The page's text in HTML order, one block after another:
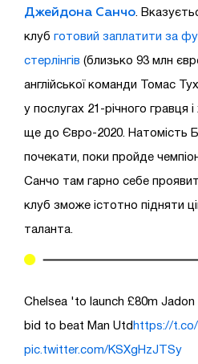
Джейдона Санчо .
клуб готовий заплатити за
стерлінгів (близько 93 млн
англійської команди Томас
у послугах 21-річного гравця
ще до Євро-2020. Натомість
почекати, поки пройде
Санчо там гарно себе
клуб зможе істотно підняти
таланта.
Chelsea 'to launch £80m
bid to beat Man Utd https://t.co/
pic.twitter.com/KSXgHzJTSy